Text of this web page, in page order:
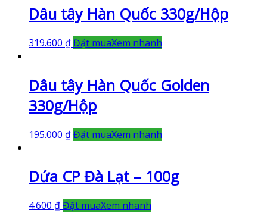
Dâu tây Hàn Quốc 330g/Hộp
319.600 ₫Đặt muaXem nhanh
Dâu tây Hàn Quốc Golden
330g/Hộp
195.000 ₫Đặt muaXem nhanh
Dứa CP Đà Lạt – 100g
4.600 ₫Đặt muaXem nhanh